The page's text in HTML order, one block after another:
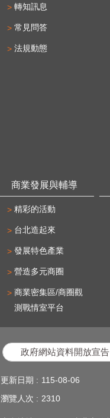
轉知訊息
常見問答
法規動態
商業發展與輔導
精彩的活動
台北造起來
發展特色產業
營造多元商圈
商業密集區/商圈觀
測戰情室平台
政府網站資料開放宣告
更新日期
115-08-06
瀏覽人次
2310